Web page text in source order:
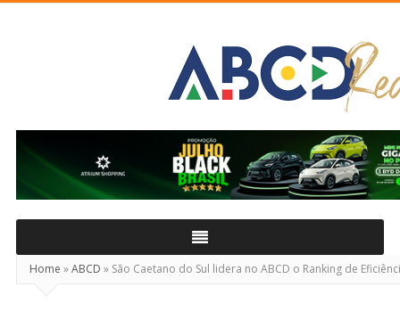
Real
Home »ABCD » São Caetano do Sul lidera no ABCD o Ranking de